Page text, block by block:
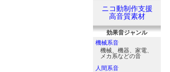
ニコ動制作支援
高音質素材
効果音ジャンル
機械系音
機械、機器、家電、
メカ系などの音
人間系音